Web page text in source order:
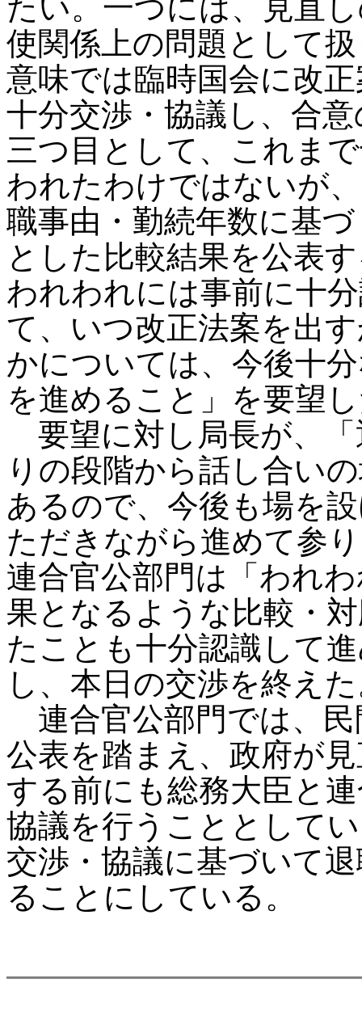
たい。一つには、見直
使関係上の問題として
意味では臨時国会に改
十分交渉・協議し、合
三つ目として、これま
われたわけではないが
職事由・勤続年数に基
とした比較結果を公表
われわれには事前に十
て、いつ改正法案を出
かについては、今後十
を進めること」を要望
要望に対し局長が、
りの段階から話し合い
あるので、今後も場を
ただきながら進めて参
連合官公部門は「われ
果となるような比較・
たことも十分認識して
し、本日の交渉を終え
連合官公部門では、民
公表を踏まえ、政府が
する前にも総務大臣と
協議を行うこととして
交渉・協議に基づいて
ることにしている。